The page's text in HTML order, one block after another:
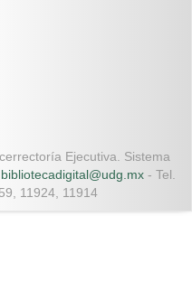
Ejecutiva. Sistema
bibliotecadigital@udg.mx - Tel.
11924, 11914